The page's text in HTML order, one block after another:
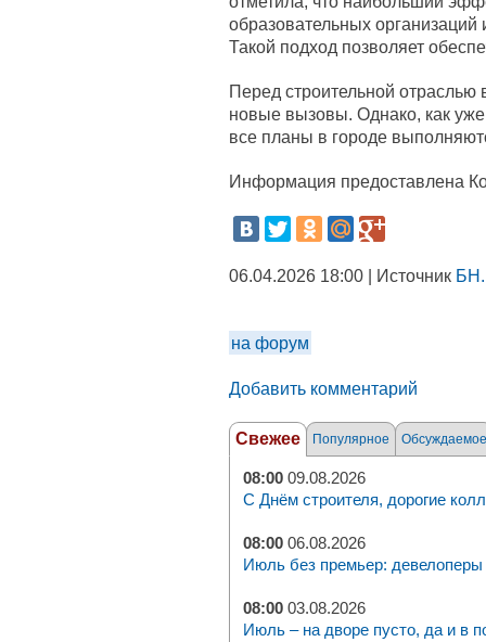
образовательных
Такой подход позволяет
Перед строительной отраслью
новые вызовы. Однако, как
все планы в городе
Информация предоставлена
06.04.2026 18:00 | Источник
на форум
Добавить комментарий
Свежее Популярное Обсуждаемое
08:00 09.08.2026
С Днём строителя, дорогие
08:00 06.08.2026
Июль без премьер: девелоперы
08:00 03.08.2026
Июль – на дворе пусто, да и в